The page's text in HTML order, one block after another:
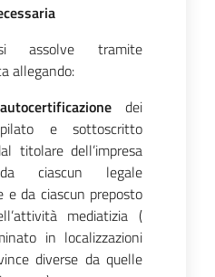
si assolve tramite
allegando:
dei
e sottoscritto
titolare dell’impresa
ciascun legale
e da ciascun preposto
mediatizia (
in localizzazioni
diverse da quelle